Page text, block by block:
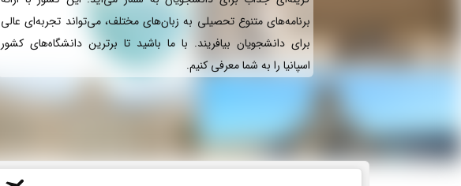
برنامه‌های متنوع تحصیلی به زبان‌های مختلف، می‌تواند تجربه‌ای عالی
برای دانشجویان بیافریند. با ما باشید تا برترین دانشگاه‌های کشور
اسپانیا را به شما معرفی کنیم.